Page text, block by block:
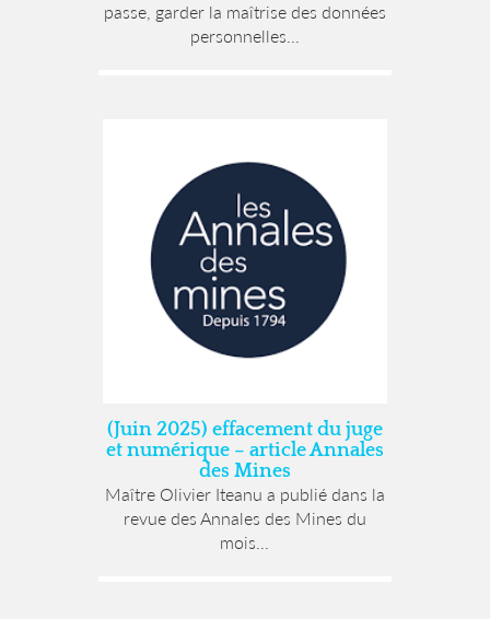
passe, garder la maîtrise des données
personnelles...
(Juin 2025) effacement du juge
et numérique – article Annales
des Mines
Maître Olivier Iteanu a publié dans la
revue des Annales des Mines du
mois...